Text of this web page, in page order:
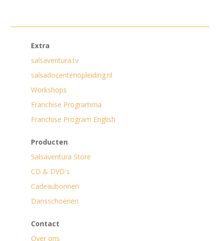
Extra
salsaventura.tv
salsadocentenopleiding.nl
Workshops
Franchise Programma
Franchise Program English
Producten
Salsaventura Store
CD & DVD's
Cadeaubonnen
Dansschoenen
Contact
Over ons